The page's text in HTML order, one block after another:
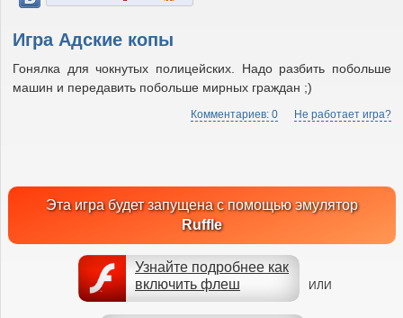
Игра Адские копы
Гонялка для чокнутых полицейских. Надо разбить побольше
машин и передавить побольше мирных граждан ;)
Комментариев: 0 Не работает игра?
Эта игра будет запущена с помощью эмулятор
Ruffle
Узнайте подробнее как
включить флеш
ИЛИ